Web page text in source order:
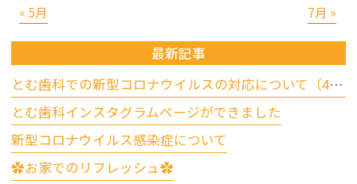
« 5月 7月 »
最新記事
とむ歯科での新型コロナウイルスの対応について（4/17更新）
とむ歯科インスタグラムページができました
新型コロナウイルス感染症について
✿お家でのリフレッシュ✿